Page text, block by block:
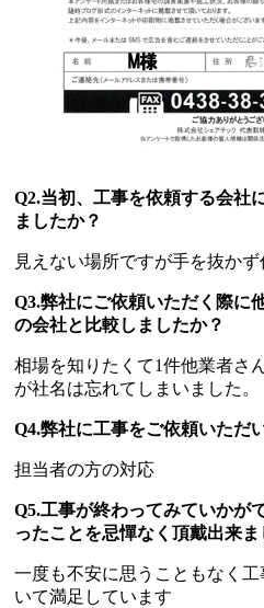
Q2.当初、工事を依頼する会社
ましたか？
見えない場所ですが手を抜か
Q3.弊社にご依頼いただく際に
の会社と比較しましたか？
相場を知りたくて1件他業者さ
が社名は忘れてしまいました。
Q4.弊社に工事をご依頼いただ
担当者の方の対応
Q5.工事が終わってみていかが
ったことを忌憚なく頂戴出来ま
一度も不安に思うこともなく
いて満足しています